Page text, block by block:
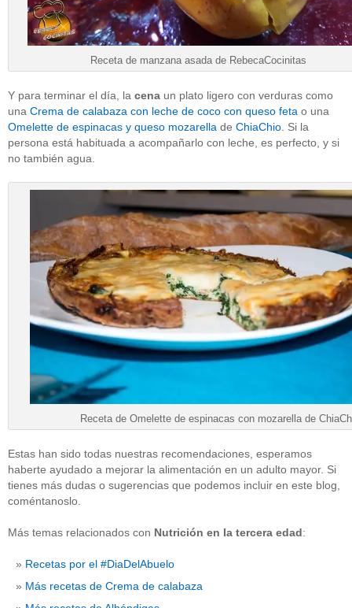
Receta de manzana asada de RebecaCocinitas
Y para terminar el día, la cena un plato ligero con verduras como
una Crema de calabaza con leche de coco con queso feta o una
Omelette de espinacas y queso mozarella de ChiaChio . Si la
persona está habituada a acompañarlo con leche, es perfecto, y si
no también agua.
Receta de Omelette de espinacas con mozarella de
Estas han sido todas nuestras recomendaciones, esperamos
haberte ayudado a mejorar la alimentación en un adulto mayor. Si
tienes más dudas o sugerencias que podemos incluir en este blog,
coméntanoslo.
Más temas relacionados con Nutrición en la tercera edad:
Recetas por el #DiaDelAbuelo
Más recetas de Crema de calabaza